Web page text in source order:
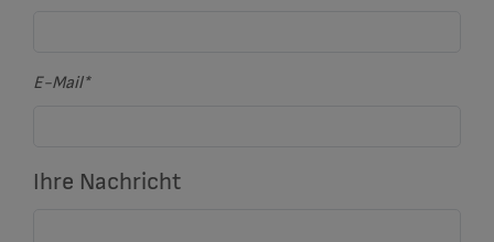
E-Mail*
Ihre Nachricht